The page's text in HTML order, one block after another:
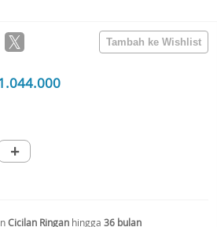
+
Cicilan Ringan hingga 36 bulan